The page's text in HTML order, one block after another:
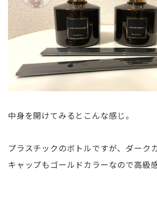
中身を開けてみるとこんな感じ。
プラスチックのボトルですが、ダーク
キャップもゴールドカラーなので高級